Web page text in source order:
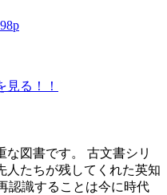
る！！
な図書です。 古文書シリ
人たちが残してくれた英知
認識することは今に時代